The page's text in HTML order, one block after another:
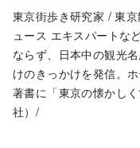
東京街歩き研究家 / 東
ュース エキスパートな
ならず、日本中の観光
けのきっかけを発信。
著書に「東京の懐かし
社）/